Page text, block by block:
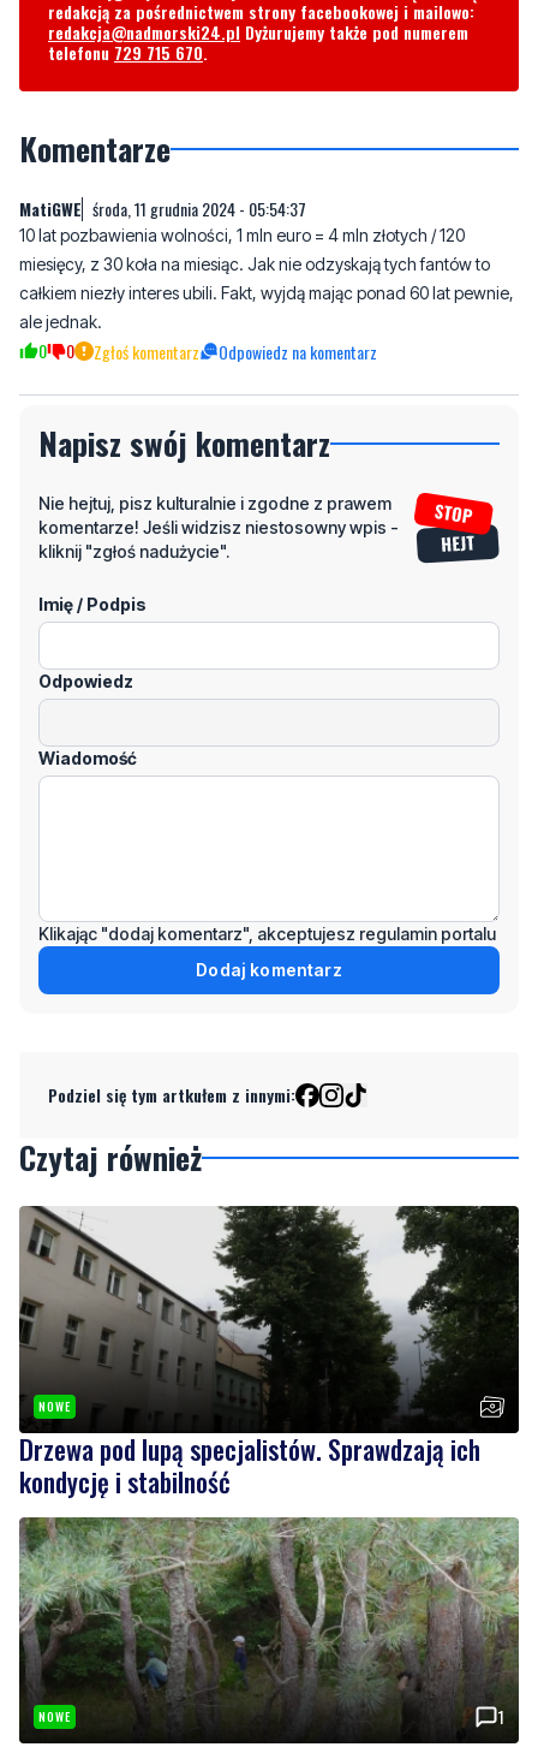
Byliście świadkami zdarzenia w naszym regionie? Chcecie
aby nasza redakcja zajęła się jakimś tematem? Czekamy na
redakcją za pośrednictwem strony facebookowej i mailowo:
telefonu729 715 670
Komentarze
MatiGWE środa, 11 grudnia 2024 - 05:54:37
10 lat pozbawienia wolności, 1 mln euro = 4 mln złotych / 120
miesięcy, z 30 koła na miesiąc. Jak nie odzyskają tych fantów to
0 0 Zgłoś komentarz Odpowiedz na komentarz
Napisz swój komentarz
komentarze! Jeśli widzisz niestosowny wpis -
Imię / Podpis
Odpowiedz
Podziel się tym artkułem z innymi:
Czytaj również
NOWE
Drzewa pod lupą specjalistów. Sprawdzają ich
kondycję i stabilność